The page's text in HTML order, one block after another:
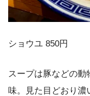
ショウユ 850円
スープは豚などの
味。見た目どおり濃